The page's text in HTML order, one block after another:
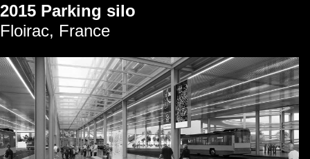
2015 Parking silo
Floirac, France